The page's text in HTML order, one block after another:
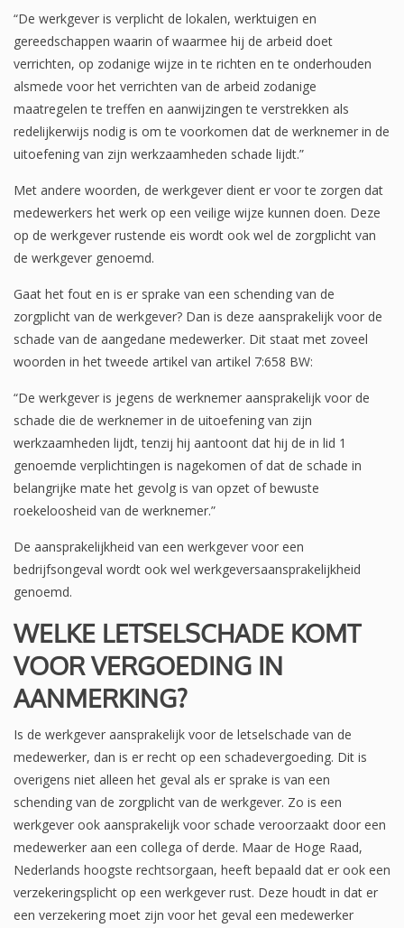
“De werkgever is verplicht de lokalen, werktuigen en
gereedschappen waarin of waarmee hij de arbeid doet
verrichten, op zodanige wijze in te richten en te onderhouden
alsmede voor het verrichten van de arbeid zodanige
maatregelen te treffen en aanwijzingen te verstrekken als
redelijkerwijs nodig is om te voorkomen dat de werknemer in de
uitoefening van zijn werkzaamheden schade lijdt.”
Met andere woorden, de werkgever dient er voor te zorgen dat
medewerkers het werk op een veilige wijze kunnen doen. Deze
op de werkgever rustende eis wordt ook wel de zorgplicht van
de werkgever genoemd.
Gaat het fout en is er sprake van een schending van de
zorgplicht van de werkgever? Dan is deze aansprakelijk voor de
schade van de aangedane medewerker. Dit staat met zoveel
woorden in het tweede artikel van artikel 7:658 BW:
“De werkgever is jegens de werknemer aansprakelijk voor de
schade die de werknemer in de uitoefening van zijn
werkzaamheden lijdt, tenzij hij aantoont dat hij de in lid 1
genoemde verplichtingen is nagekomen of dat de schade in
belangrijke mate het gevolg is van opzet of bewuste
roekeloosheid van de werknemer.”
De aansprakelijkheid van een werkgever voor een
bedrijfsongeval wordt ook wel werkgeversaansprakelijkheid
genoemd.
WELKE LETSELSCHADE KOMT
VOOR VERGOEDING IN
AANMERKING?
Is de werkgever aansprakelijk voor de letselschade van de
medewerker, dan is er recht op een schadevergoeding. Dit is
overigens niet alleen het geval als er sprake is van een
schending van de zorgplicht van de werkgever. Zo is een
werkgever ook aansprakelijk voor schade veroorzaakt door een
medewerker aan een collega of derde. Maar de Hoge Raad,
Nederlands hoogste rechtsorgaan, heeft bepaald dat er ook een
verzekeringsplicht op een werkgever rust. Deze houdt in dat er
een verzekering moet zijn voor het geval een medewerker